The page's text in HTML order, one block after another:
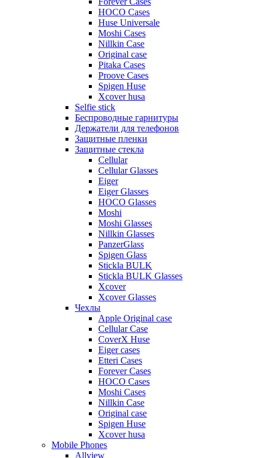
HOCO Cases
Huse Universale
Moshi Cases
Nillkin Case
Original case
Pitaka Cases
Proove Cases
Spigen Huse
Xcover husa
Selfie stick
Беспроводные гарнитуры
Держатели для телефонов
Защитные пленки
Защитные стекла
Cellular
Cellular Glasses
Eiger
Eiger Glasses
HOCO Glasses
Moshi
Moshi Glasses
Nillkin Glasses
PanzerGlass
Spigen Glass
Stickla BULK
Stickla BULK Glasses
Xcover
Xcover Glasses
Чехлы
Apple Original case
Cellular Case
CoverX Huse
Eiger cases
Etteri Cases
Forever Cases
HOCO Cases
Moshi Cases
Nillkin Case
Original case
Spigen Huse
Xcover husa
Mobile Phones
Allview